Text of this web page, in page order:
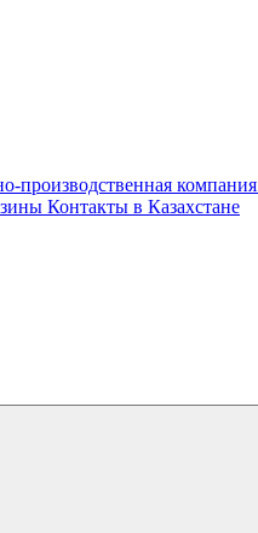
производственная компания
Контакты в Казахстане